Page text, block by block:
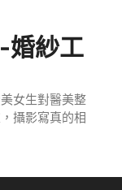
婚紗工
女生對醫美整
攝影寫真的相